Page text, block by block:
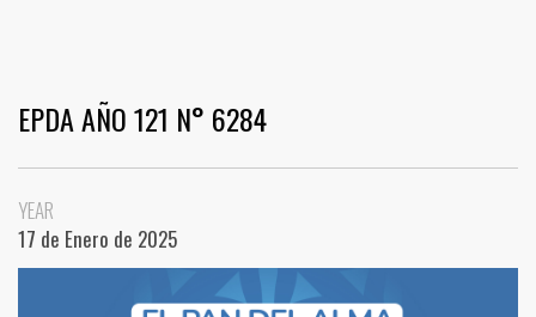
EPDA AÑO 121 N° 6284
YEAR
17 de Enero de 2025